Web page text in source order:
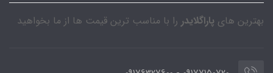
بهترین های پاراگلایدر را با مناسب ترین قیمت ها از ما بخواهید